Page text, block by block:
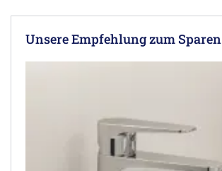
Unsere Empfehlung zum Sparen